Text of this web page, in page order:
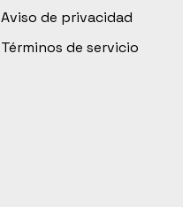
Aviso de privacidad
Términos de servicio